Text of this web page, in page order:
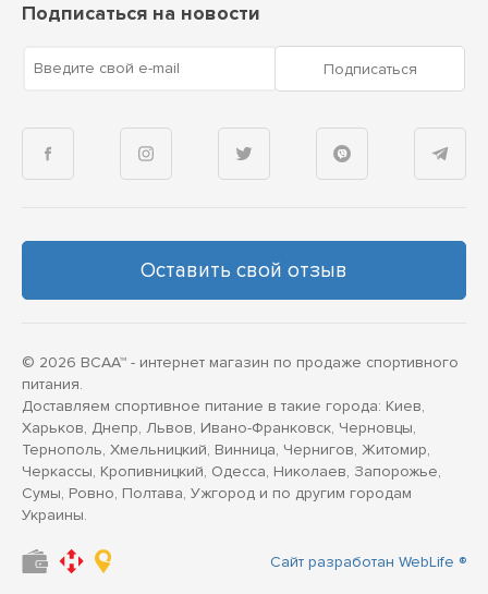
Подписаться на новости
Введите свой e-mail Подписаться
Оставить свой отзыв
© 2026 BCAA™ - интернет магазин по продаже спортивного
питания.
Доставляем спортивное питание в такие города: Киев,
Харьков, Днепр, Львов, Ивано-Франковск, Черновцы,
Тернополь, Хмельницкий, Винница, Чернигов, Житомир,
Черкассы, Кропивницкий, Одесса, Николаев, Запорожье,
Сумы, Ровно, Полтава, Ужгород и по другим городам
Украины.
Сайт разработан WebLife ®